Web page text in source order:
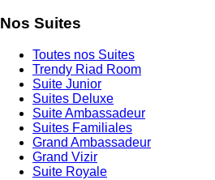
Nos Suites
Toutes nos Suites
Trendy Riad Room
Suite Junior
Suites Deluxe
Suite Ambassadeur
Suites Familiales
Grand Ambassadeur
Grand Vizir
Suite Royale